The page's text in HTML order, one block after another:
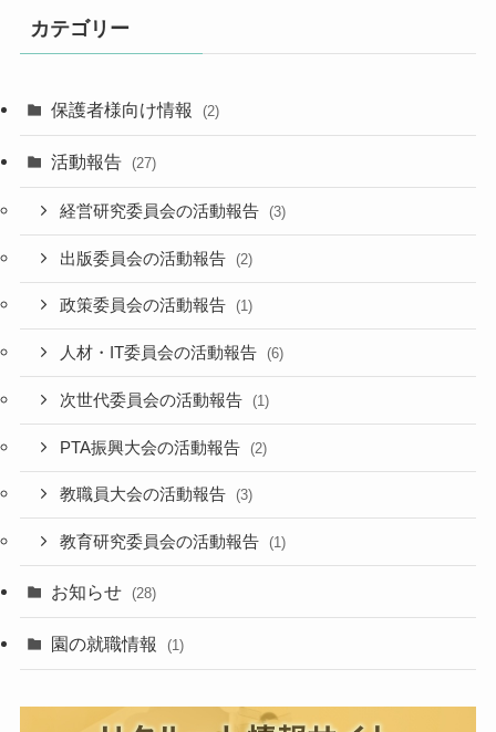
カテゴリー
保護者様向け情報 (2)
活動報告 (27)
経営研究委員会の活動報告 (3)
出版委員会の活動報告 (2)
政策委員会の活動報告 (1)
人材・IT委員会の活動報告 (6)
次世代委員会の活動報告 (1)
PTA振興大会の活動報告 (2)
教職員大会の活動報告 (3)
教育研究委員会の活動報告 (1)
お知らせ (28)
園の就職情報 (1)